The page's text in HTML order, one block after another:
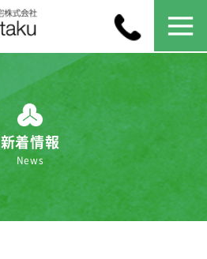
新着情報
News